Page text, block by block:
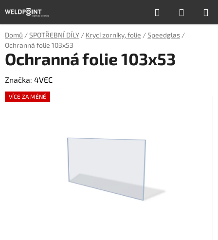
na
obsah
Hledat
KOŠÍK
Domů /SPOTŘEBNÍ DÍLY / Krycí zorníky, folie /Speedglas /
Ochranná folie 103x53
Ochranná folie 103x53
Značka: 4VEC
VÍCE ZA MÉNĚ